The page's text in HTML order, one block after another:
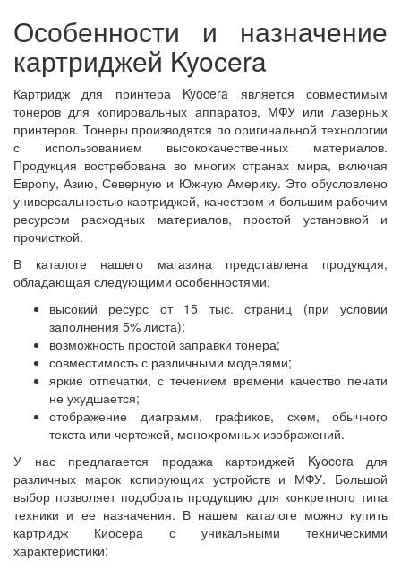
Особенности и назначение
картриджей Kyocera
Картридж для принтера Kyocera является совместимым
тонеров для копировальных аппаратов, МФУ или лазерных
принтеров. Тонеры производятся по оригинальной технологии
с использованием высококачественных материалов.
Продукция востребована во многих странах мира, включая
Европу, Азию, Северную и Южную Америку. Это обусловлено
универсальностью картриджей, качеством и большим рабочим
ресурсом расходных материалов, простой установкой и
прочисткой.
В каталоге нашего магазина представлена продукция,
обладающая следующими особенностями:
высокий ресурс от 15 тыс. страниц (при условии
заполнения 5% листа);
возможность простой заправки тонера;
совместимость с различными моделями;
яркие отпечатки, с течением времени качество печати
не ухудшается;
отображение диаграмм, графиков, схем, обычного
текста или чертежей, монохромных изображений.
У нас предлагается продажа картриджей Kyocera для
различных марок копирующих устройств и МФУ. Большой
выбор позволяет подобрать продукцию для конкретного типа
техники и ее назначения. В нашем каталоге можно купить
картридж Киосера с уникальными техническими
характеристики: